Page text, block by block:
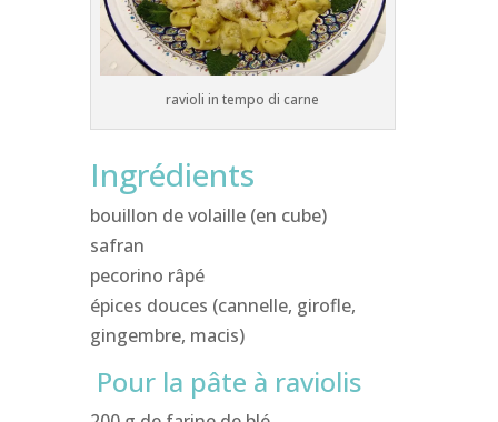
ravioli in tempo di carne
Ingrédients
bouillon de volaille (en cube)
safran
pecorino râpé
épices douces (cannelle, girofle,
gingembre, macis)
Pour la pâte à raviolis